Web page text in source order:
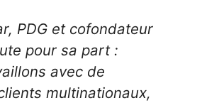
PDG et cofondateur
pour sa part :
avec de
multinationaux,